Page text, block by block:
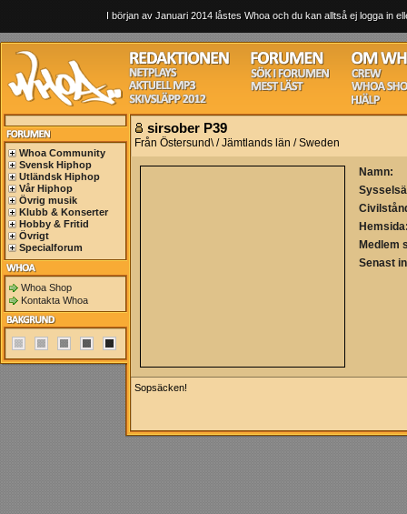
I början av Januari 2014 låstes Whoa och du kan alltså ej logga in
Whoa Community
Svensk Hiphop
Utländsk Hiphop
Vår Hiphop
Övrig musik
Klubb & Konserter
Hobby & Fritid
Övrigt
Specialforum
Whoa Shop
Kontakta Whoa
sirsober P39
Från Östersund\ / Jämtlands län / Sweden
Namn:
Medlem
Senast
Sopsäcken!